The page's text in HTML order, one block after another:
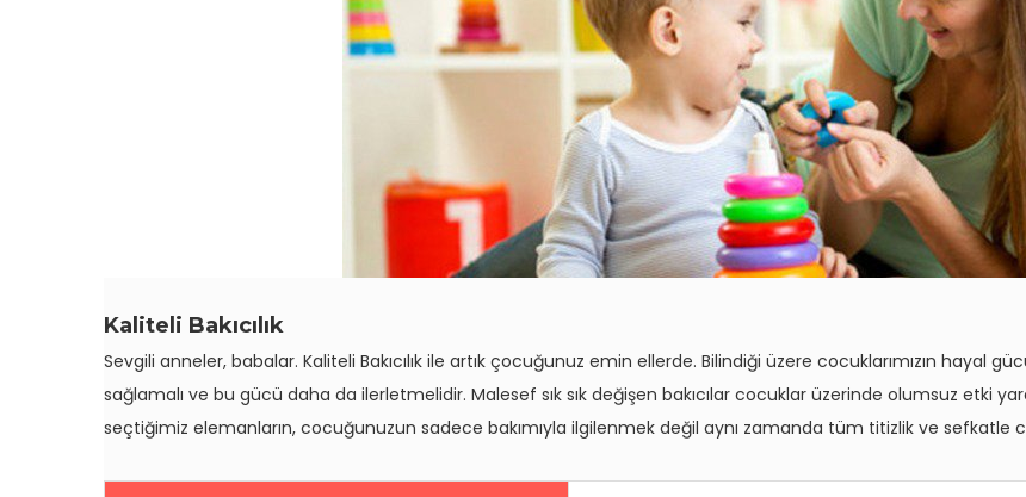
Kaliteli Bakıcılık
Sevgili anneler, babalar. Kaliteli Bakıcılık ile artık çocuğunuz emin ellerde. Bilindiği üzere cocuklarımızın hayal
sağlamalı ve bu gücü daha da ilerletmelidir. Malesef sık sık değişen bakıcılar cocuklar üzerinde olumsuz etki
seçtiğimiz elemanların, cocuğunuzun sadece bakımıyla ilgilenmek değil aynı zamanda tüm titizlik ve sefkatle